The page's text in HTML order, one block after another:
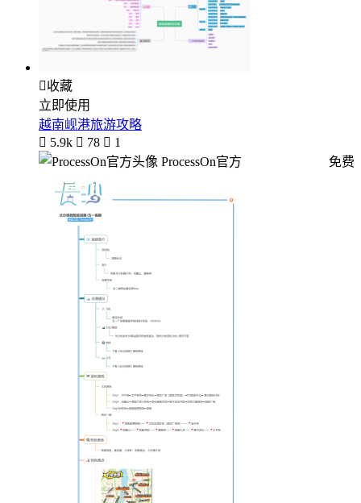
收藏
立即使用
越南岘港旅游攻略
 5.9k  78  1
ProcessOn官方
免费